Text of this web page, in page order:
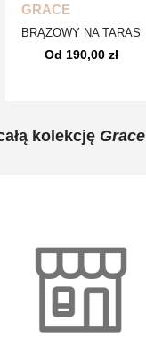
GRACE
BRĄZOWY NA TARAS
Od 190,00 zł
kolekcję Grace